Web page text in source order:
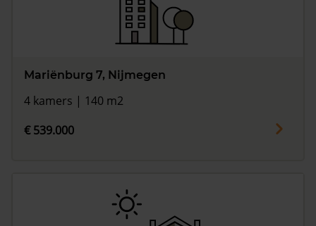
Mariënburg 7, Nijmegen
4 kamers | 140 m2
€ 539.000